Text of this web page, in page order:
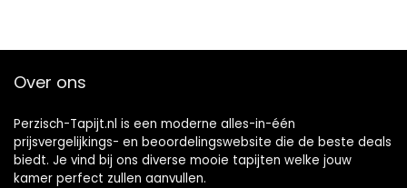
Over ons
Perzisch-Tapijt.nl is een moderne alles-in-één
prijsvergelijkings- en beoordelingswebsite die de beste deals
biedt. Je vind bij ons diverse mooie tapijten welke jouw
kamer perfect zullen aanvullen.